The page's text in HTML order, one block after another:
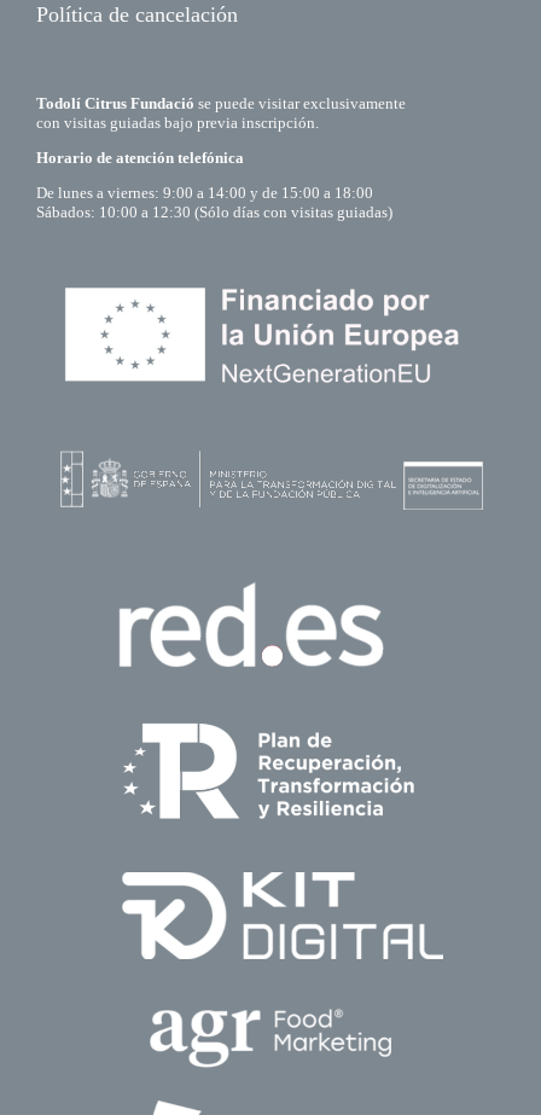
Política de cancelación
Todolí Citrus Fundació se puede visitar exclusivamente
con visitas guiadas bajo previa inscripción.
Horario de atención telefónica
De lunes a viernes: 9:00 a 14:00 y de 15:00 a 18:00
Sábados: 10:00 a 12:30 (Sólo días con visitas guiadas)